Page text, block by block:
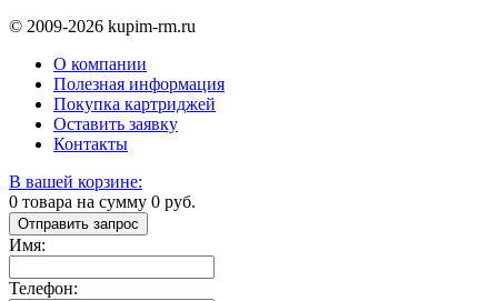
© 2009-2026 kupim-rm.ru
О компании
Полезная информация
Покупка картриджей
Оставить заявку
Контакты
В вашей корзине:
0 товара на сумму 0 руб.
Отправить запрос
Имя:
Телефон: